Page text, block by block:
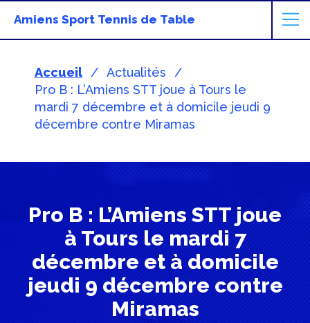
Amiens Sport Tennis de Table
Accueil
Actualités
Pro B : L’Amiens STT joue à Tours le
mardi 7 décembre et à domicile jeudi 9
décembre contre Miramas
Pro B : L’Amiens STT joue
à Tours le mardi 7
décembre et à domicile
jeudi 9 décembre contre
Miramas